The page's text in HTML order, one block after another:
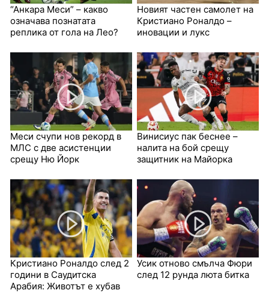
“Анкара Меси” – какво
означава познатата
реплика от гола на Лео?
Новият частен самолет на
Кристиано Роналдо –
иновации и лукс
Меси счупи нов рекорд в
МЛС с две асистенции
срещу Ню Йорк
Винисиус пак беснее –
налита на бой срещу
защитник на Майорка
Кристиано Роналдо след 2
години в Саудитска
Арабия: Животът е хубав
Усик отново смълча Фюри
след 12 рунда люта битка